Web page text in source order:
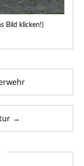
Bild klicken!)
→